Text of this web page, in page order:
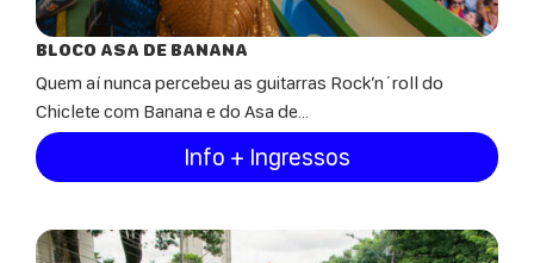
BLOCO ASA DE BANANA
Quem aí nunca percebeu as guitarras Rock’n´roll do
Chiclete com Banana e do Asa de...
Info + Ingressos